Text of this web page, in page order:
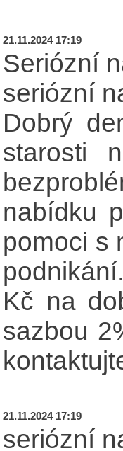
21.11.2024 17:19
Seriózní
seriózní
Dobrý
starosti
nabídku
pomoci s
Kč na
sazbou
21.11.2024 17:19
seriózní